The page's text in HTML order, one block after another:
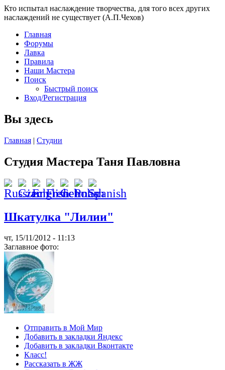
Кто испытал наслаждение творчества, для того всех других
наслаждений не существует (А.П.Чехов)
Главная
Форумы
Лавка
Правила
Наши Мастера
Поиск
Быстрый поиск
Вход/Регистрация
Вы здесь
Главная | Студии
Студия Мастера Таня Павловна
Шкатулка "Лилии"
чт, 15/11/2012 - 11:13
Заглавное фото:
Отправить в Мой Мир
Добавить в закладки Яндекс
Добавить в закладки Вконтакте
Класс!
Рассказать в ЖЖ